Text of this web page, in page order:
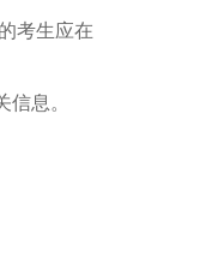
考生应在
信息。